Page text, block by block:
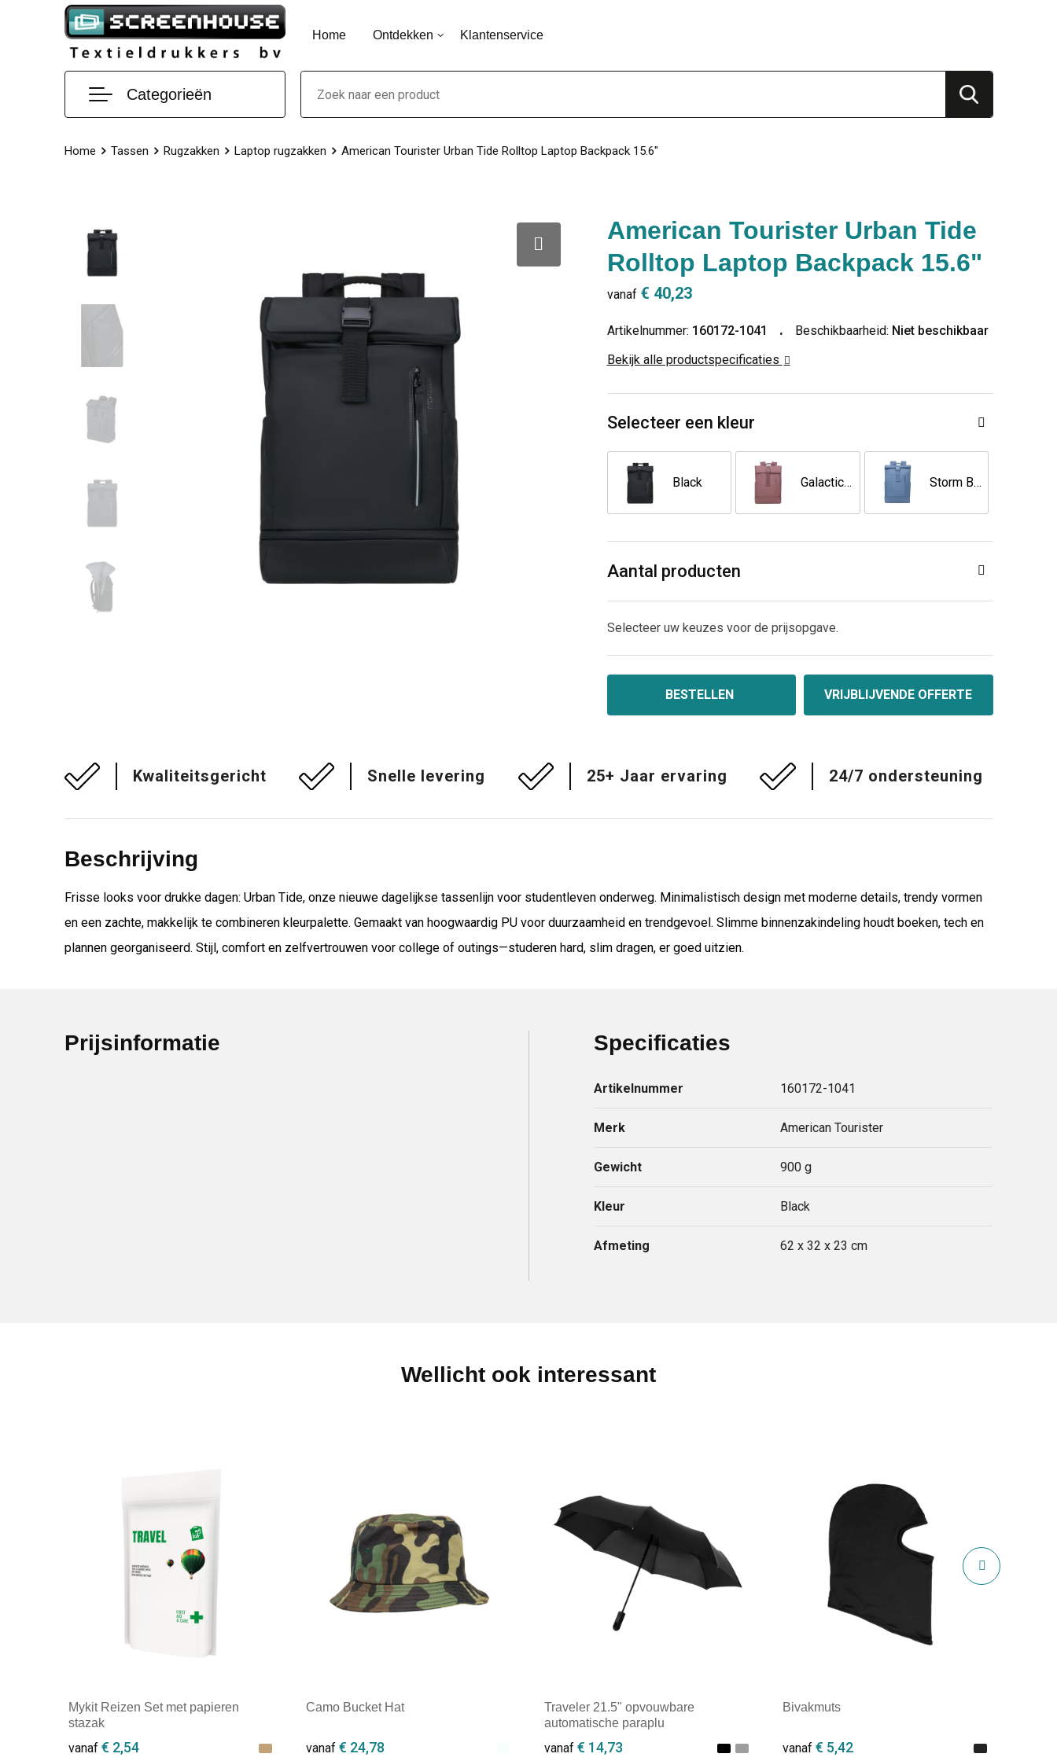
Home Ontdekken Klantenservice
Categorieën
Home Tassen Rugzakken Laptop rugzakken American Tourister Urban Tide Rolltop Laptop Backpack 15.6"
American Tourister Urban Tide
Rolltop Laptop Backpack 15.6"
vanaf € 40,23
Artikelnummer: 160172-1041 Beschikbaarheid: Niet beschikbaar
Bekijk alle productspecificaties
Selecteer een kleur
Black Galactic Mauve Storm Blue
Aantal producten
Selecteer uw keuzes voor de prijsopgave.
BESTELLEN VRIJBLIJVENDE OFFERTE
Kwaliteitsgericht Snelle levering 25+ Jaar ervaring 24/7 ondersteuning
Beschrijving
Frisse looks voor drukke dagen: Urban Tide, onze nieuwe dagelijkse tassenlijn voor studentleven onderweg. Minimalistisch design met moderne details, trendy vormen
en een zachte, makkelijk te combineren kleurpalette. Gemaakt van hoogwaardig PU voor duurzaamheid en trendgevoel. Slimme binnenzakindeling houdt boeken, tech en
plannen georganiseerd. Stijl, comfort en zelfvertrouwen voor college of outings—studeren hard, slim dragen, er goed uitzien.
Prijsinformatie Specificaties
Artikelnummer 160172-1041
Merk American Tourister
Gewicht 900 g
Kleur Black
Afmeting 62 x 32 x 23 cm
Wellicht ook interessant
Mykit Reizen Set met papieren
stazak
vanaf € 2,54
Camo Bucket Hat
vanaf€ 24,78
Traveler 21.5" opvouwbare
automatische paraplu
vanaf € 14,73
Bivakmuts
vanaf € 5,42